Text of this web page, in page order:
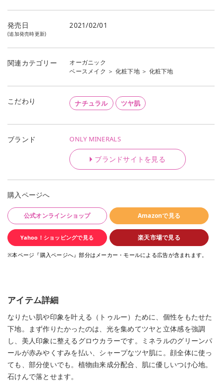
発売日
(追加発売時更新)
2021/02/01
関連カテゴリー
オーガニック
ベースメイク ＞ 化粧下地＞ 化粧下地
こだわり ナチュラル ツヤ肌
ブランド ONLY MINERALS
ブランドサイトを見る
購入ページへ
公式オンラインショップ Amazonで見る
Yahoo！ショッピングで見る 楽天市場で見る
※本ページ『購入ページへ』部分はメーカー・モールによる広告が含まれます。
アイテム詳細
なりたい肌や印象を叶える（トゥルー）ために、個性をもたせた
下地。まず作りたかったのは、光を集めてツヤと立体感を強調
し、美人印象に整えるグロウカラーです。ミネラルのグリーンパ
ールが赤みやくすみを払い、シャープなツヤ肌に。顔全体に使っ
ても、部分使いでも。植物由来成分配合、肌に優しいつけ心地。
石けんで落とせます。